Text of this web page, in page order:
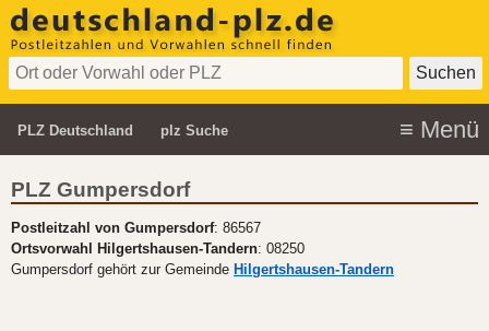
PLZ Deutschland plz Suche
PLZ Gumpersdorf
Postleitzahl von Gumpersdorf: 86567
Ortsvorwahl Hilgertshausen-Tandern: 08250
Gumpersdorf gehört zur Gemeinde Hilgertshausen-Tandern